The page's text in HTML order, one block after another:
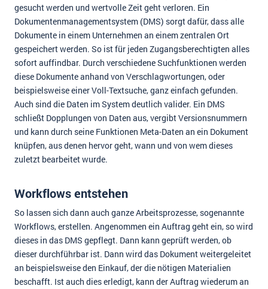
gesucht werden und wertvolle Zeit geht verloren. Ein
Dokumentenmanagementsystem (DMS) sorgt dafür, dass alle
Dokumente in einem Unternehmen an einem zentralen Ort
gespeichert werden. So ist für jeden Zugangsberechtigten alles
sofort auffindbar. Durch verschiedene Suchfunktionen werden
diese Dokumente anhand von Verschlagwortungen, oder
beispielsweise einer Voll-Textsuche, ganz einfach gefunden.
Auch sind die Daten im System deutlich valider. Ein DMS
schließt Dopplungen von Daten aus, vergibt Versionsnummern
und kann durch seine Funktionen Meta-Daten an ein Dokument
knüpfen, aus denen hervor geht, wann und von wem dieses
zuletzt bearbeitet wurde.
Workflows entstehen
So lassen sich dann auch ganze Arbeitsprozesse, sogenannte
Workflows, erstellen. Angenommen ein Auftrag geht ein, so wird
dieses in das DMS gepflegt. Dann kann geprüft werden, ob
dieser durchführbar ist. Dann wird das Dokument weitergeleitet
an beispielsweise den Einkauf, der die nötigen Materialien
beschafft. Ist auch dies erledigt, kann der Auftrag wiederum an